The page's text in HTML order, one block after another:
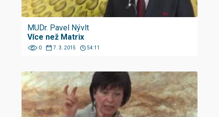
MUDr. Pavel Nývlt
Více než Matrix
0 7. 3. 2015 54:11